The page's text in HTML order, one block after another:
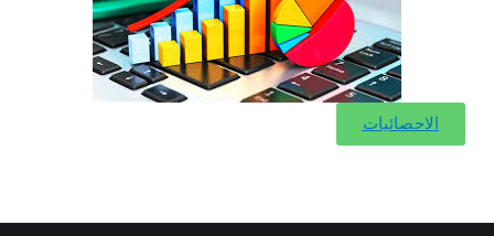
الاحصائيات